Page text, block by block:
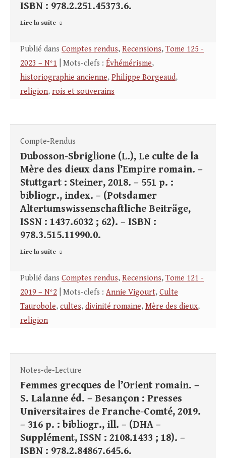
ISBN : 978.2.251.45373.6.
Lire la suite
Publié dans Comptes rendus, Recensions, Tome 125 -
2023 – N°1 | Mots-clefs : Évhémérisme,
historiographie ancienne, Philippe Borgeaud,
religion, rois et souverains
Compte-Rendus
Dubosson-Sbriglione (L.), Le culte de la
Mère des dieux dans l’Empire romain. –
Stuttgart : Steiner, 2018. – 551 p. :
bibliogr., index. – (Potsdamer
Altertumswissenschaftliche Beiträge,
ISSN : 1437.6032 ; 62). – ISBN :
978.3.515.11990.0.
Lire la suite
Publié dans Comptes rendus, Recensions, Tome 121 -
2019 – N°2 | Mots-clefs : Annie Vigourt, Culte
Taurobole, cultes, divinité romaine, Mère des dieux,
religion
Notes-de-Lecture
Femmes grecques de l’Orient romain. –
S. Lalanne éd. – Besançon : Presses
Universitaires de Franche-Comté, 2019.
– 316 p. : bibliogr., ill. – (DHA –
Supplément, ISSN : 2108.1433 ; 18). –
ISBN : 978.2.84867.645.6.